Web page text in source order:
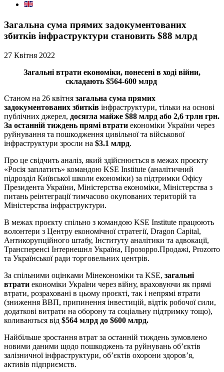
Загальна сума прямих задокументованих
збитків інфраструктури становить $88 млрд
27 Квітня 2022
Загальні втрати економіки, понесені в ході війни,
складають $564-600 млрд
Станом на 26 квітня загальна сума прямих
задокументованих збитків інфраструктури, тільки на основі
публічних джерел, досягла майже $88 млрд або 2,6 трлн грн.
За останній тиждень прямі втрати економіки України через
руйнування та пошкодження цивільної та військової
інфраструктури зросли на $3.1 млрд.
Про це свідчить аналіз, який здійснюється в межах проєкту
«Росія заплатить» командою KSE Institute (аналітичний
підрозділ Київської школи економіки) за підтримки Офісу
Президента України, Міністерства економіки, Міністерства з
питань реінтеграції тимчасово окупованих територій та
Міністерства інфраструктури.
В межах проєкту спільно з командою KSE Institute працюють
волонтери з Центру економічної стратегії, Dragon Capital,
Антикорупційного штабу, Інституту аналітики та адвокації,
Трансперенсі Інтернешнл Україна, Прозорро.Продажі, Prozorro
та Української ради торговельних центрів.
За спільними оцінками Мінекономіки та KSE, загальні
втрати економіки України через війну, враховуючи як прямі
втрати, розраховані в цьому проєкті, так і непрямі втрати
(зниження ВВП, припинення інвестицій, відтік робочої сили,
додаткові витрати на оборону та соціальну підтримку тощо),
коливаються від $564 млрд до $600 млрд.
Найбільше зростання втрат за останній тиждень зумовлено
новими даними щодо пошкоджень та руйнувань об’єктів
залізничної інфраструктури, об’єктів охорони здоров’я,
активів підприємств.